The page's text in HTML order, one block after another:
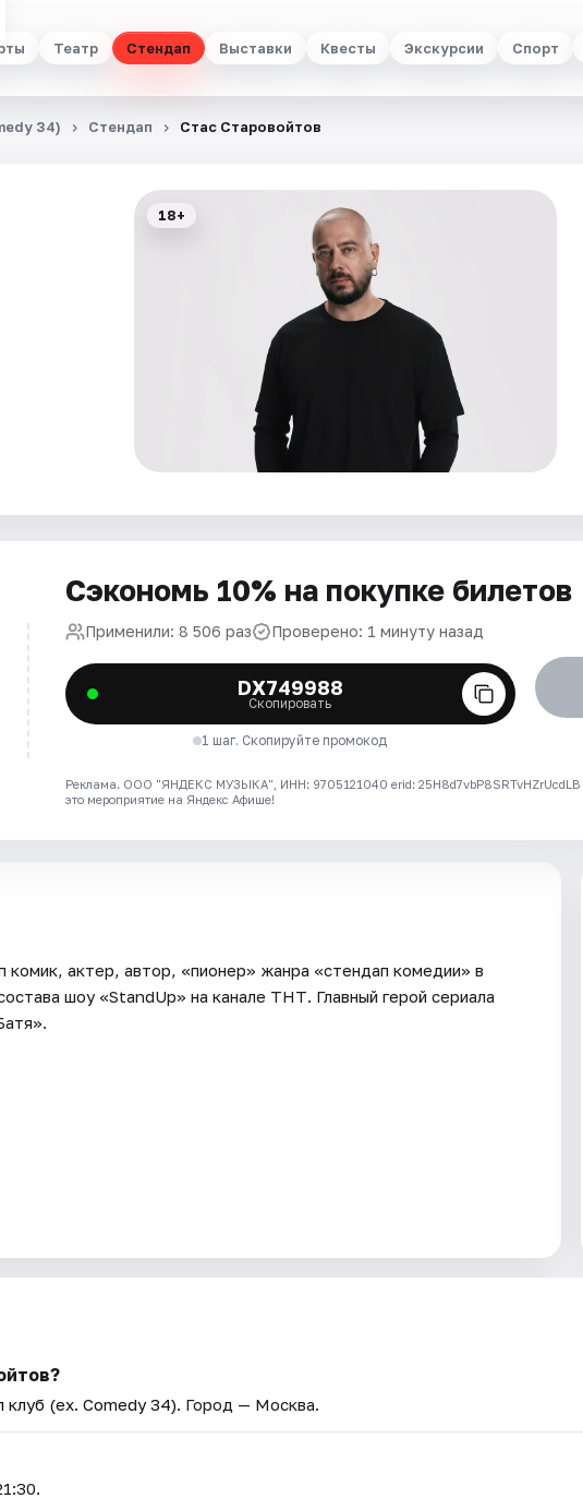
Театр Стендап Выставки Квесты Экскурсии Спорт
34) Стендап Стас Старовойтов
18+
Сэкономь 10% на покупке билетов
Применили: 8 506 раз Проверено: 1 минуту назад
DX749988
Скопировать
1 шаг. Скопируйте промокод
Реклама. ООО "ЯНДЕКС МУЗЫКА", ИНН: 9705121040 erid: 25H8d7vbP8SRTvHZrUcdLB
это мероприятие на Яндекс Афише!
комик, актер, автор, «пионер» жанра «стендап комедии» в
шоу «StandUp» на канале ТНТ. Главный герой сериала
клуб (ex. Comedy 34). Город — Москва.